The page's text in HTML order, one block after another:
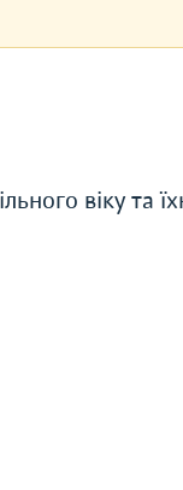
віку та